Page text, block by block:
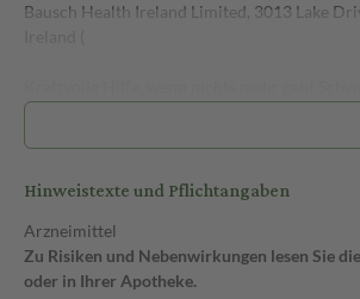
Bausch Health Ireland Limited, 3013 Lake
erfordern ein effizientes Mittel: Eine der
stark ausgeprägtem Heuschnupfen ist
ärztlich erfolgter Erstdiagno-se einer
Produkt auf einen Blick:
- Besonders wirkstark bei ausgeprägten
Hinweistexte und Pflichtangaben
Arzneimittel
Zu Risiken und Nebenwirkungen lesen Sie
oder in Ihrer Apotheke.